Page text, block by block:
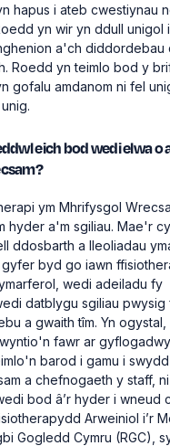
hapus i ateb cwestiynau
yn wir yn ddull unigol i
a'ch diddordebau
Roedd yn teimlo bod y
gofalu amdanom ni fel
eich bod wedi elwa o
ym Mhrifysgol
hyder a'm sgiliau. Mae'r
ddosbarth a lleoliadau
byd go iawn
wedi adeiladu fy
datblygu sgiliau pwysig
a gwaith tîm. Yn
fawr ar
barod i gamu i
a chefnogaeth y staff,
bod â’r hyder i wneud
Arweiniol i’r
Gogledd Cymru (RGC),